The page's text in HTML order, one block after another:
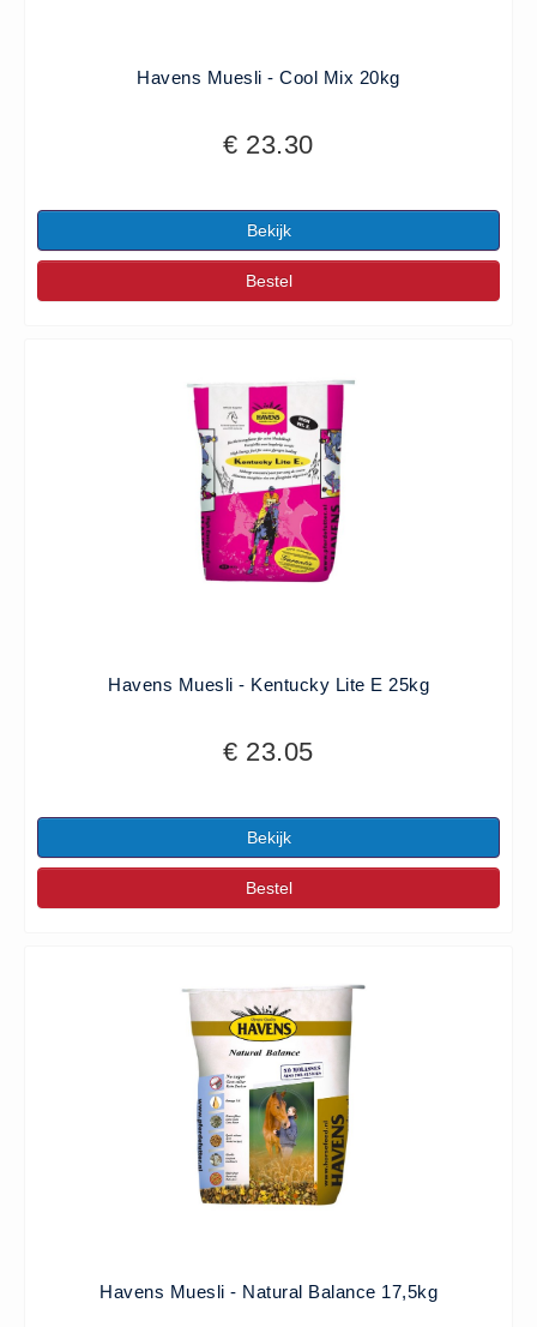
Havens Muesli - Cool Mix 20kg
€ 23.30
Bekijk
Bestel
Havens Muesli - Kentucky Lite E 25kg
€ 23.05
Bekijk
Bestel
Havens Muesli - Natural Balance 17,5kg